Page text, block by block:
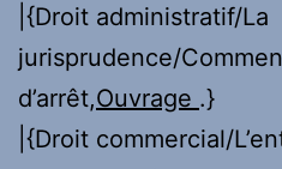
|{Droit administratif/La
jurisprudence/
d’arrêt,Ouvrage .}
|{Droit commercial/